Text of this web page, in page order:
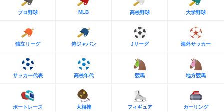
プロ野球 MLB 高校野球 大学野球
独立リーグ 侍ジャパン Jリーグ 海外サッカー
サッカー代表 高校年代 競馬 地方競馬
ボートレース 大相撲 フィギュア カーリング